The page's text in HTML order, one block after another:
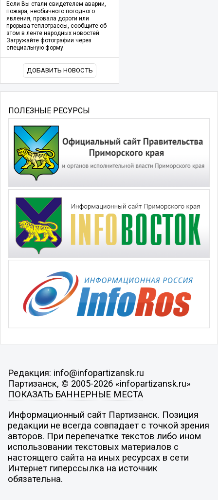
Если Вы стали свидетелем аварии,
пожара, необычного погодного
явления, провала дороги или
прорыва теплотрассы, сообщите об
этом в ленте народных новостей.
Загружайте фотографии через
специальную форму.
ДОБАВИТЬ НОВОСТЬ
ПОЛЕЗНЫЕ РЕСУРСЫ
Редакция: info@infopartizansk.ru
Партизанск, © 2005-2026 «infopartizansk.ru»
ПОКАЗАТЬ БАННЕРНЫЕ МЕСТА
Информационный сайт Партизанск. Позиция
редакции не всегда совпадает с точкой зрения
авторов. При перепечатке текстов либо ином
использовании текстовых материалов с
настоящего сайта на иных ресурсах в сети
Интернет гиперссылка на источник
обязательна.